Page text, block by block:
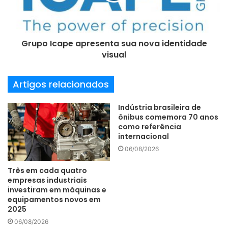
isso é um grande avanço para a Librelato e seus clientes
finais”, finaliza Corso. (foto/divulgação)
célula Estrutura
Indústria integração Internet
operação robotizada setor
Solda
Grupo Icape apresenta sua nova identidade
visual
Artigos relacionados
Três em cada quatro
empresas industriais
investiram em máquinas e
equipamentos novos em
2025
06/08/2026
Indústria brasileira de
ônibus comemora 70 anos
como referência
internacional
06/08/2026